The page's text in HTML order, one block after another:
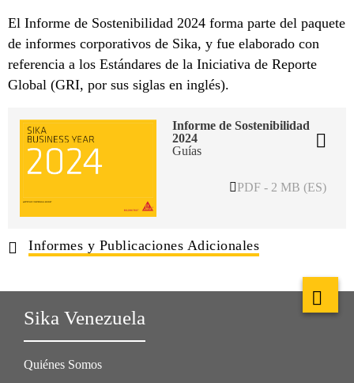
El Informe de Sostenibilidad 2024 forma parte del paquete
de informes corporativos de Sika, y fue elaborado con
referencia a los Estándares de la Iniciativa de Reporte
Global (GRI, por sus siglas en inglés).
Informe de Sostenibilidad
2024
Guías
PDF - 2 MB (ES)
Informes y Publicaciones Adicionales
Sika Venezuela
Quiénes Somos